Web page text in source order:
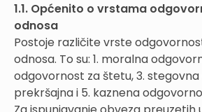
1.1. Općenito o vrstama
odnosa
Postoje različite vrste
odnosa. To su: 1. moralna
odgovornost za štetu, 3.
prekršajna i 5. kaznena